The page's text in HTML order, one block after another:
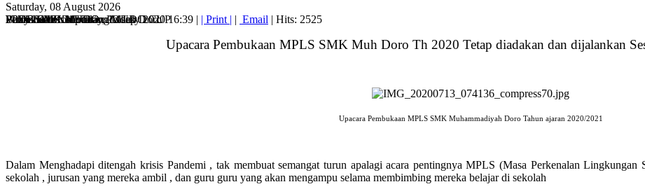
Saturday, 08 August 2026
PPDB SMK MUDO
PPDB SMK MUDO
Volly Ball Competition MUDO CUP
Pembinaan Ketertiban Polsek Doro
Bazar SMPN 1 Karangdadap
Published on Monday, 13 July 2020 16:39 | | Print | | Email | Hits: 2525
Upacara Pembukaan MPLS SMK Muh Doro Th 2020 Tetap diadakan dan dijalankan
Upacara Pembukaan MPLS SMK Muhammadiyah Doro Tahun ajaran 2020/2021
Dalam Menghadapi ditengah krisis Pandemi , tak membuat semangat turun apalagi acara pentingnya MPLS (Masa Perkenalan
sekolah , jurusan yang mereka ambil , dan guru guru yang akan mengampu selama membimbing mereka belajar di sekolah